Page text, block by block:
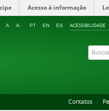
Acesso à informação
ACESSIBILIDADE
A A- PT EN ES
Contatos